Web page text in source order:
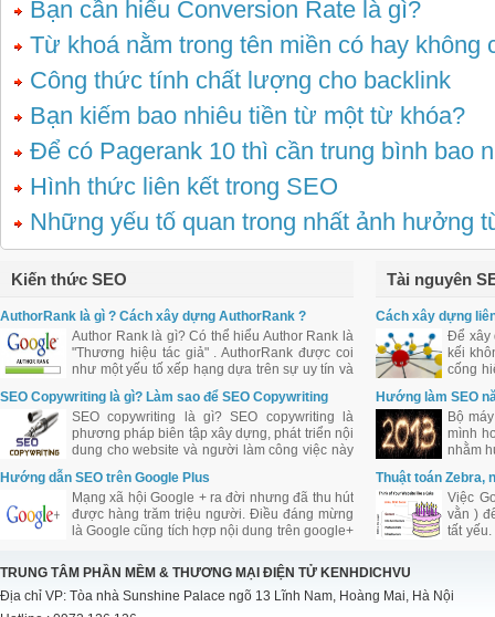
Bạn cần hiểu Conversion Rate là gì?
Từ khoá nằm trong tên miền có hay không
Công thức tính chất lượng cho backlink
Bạn kiếm bao nhiêu tiền từ một từ khóa?
Để có Pagerank 10 thì cần trung bình bao
Hình thức liên kết trong SEO
Những yếu tố quan trong nhất ảnh hưởng
Kiến thức SEO
AuthorRank là gì ? Cách xây dựng AuthorRank ?
Author Rank là gì? Có thể hiểu Author Rank là
"Thương hiệu tác giả" . AuthorRank được coi
như một yếu tố xếp hạng dựa trên sự uy tín và
ảnh hưởng của tác giả bài viết đối với cộng
đồng.
SEO Copywriting là gì? Làm sao để SEO Copywriting
SEO copywriting là gì? SEO copywriting là
phương pháp biên tập xây dựng, phát triển nội
dung cho website và người làm công việc này
được coi là SEO Copywriter. Tuy nhiên việc
biên tập nội dung cho website cần khéo léo
trong việc bố trí từ khóa, mật độ từ khóa.
Hướng dẫn SEO trên Google Plus
Mạng xã hội Google + ra đời nhưng đã thu hút
được hàng trăm triệu người. Điều đáng mừng
là Google cũng tích hợp nội dung trên google+
nên chắc chắn Google + sẽ được Google hỗ
trợ đầy đủ và ưu ái đối với công việc làm SEO
của bạn.
Tài nguyên
Cách xây dựng
Để xây
kếi
cống
web
Hướng làm SEO
Bộ
mình
nhằm
Thuật toán Zebra,
Việc
vằn )
tất
TRUNG TÂM PHẦN MỀM & THƯƠNG MẠI ĐIỆN TỬ KENHDICHVU
Địa chỉ VP: Tòa nhà Sunshine Palace ngõ 13 Lĩnh Nam, Hoàng Mai, Hà Nội